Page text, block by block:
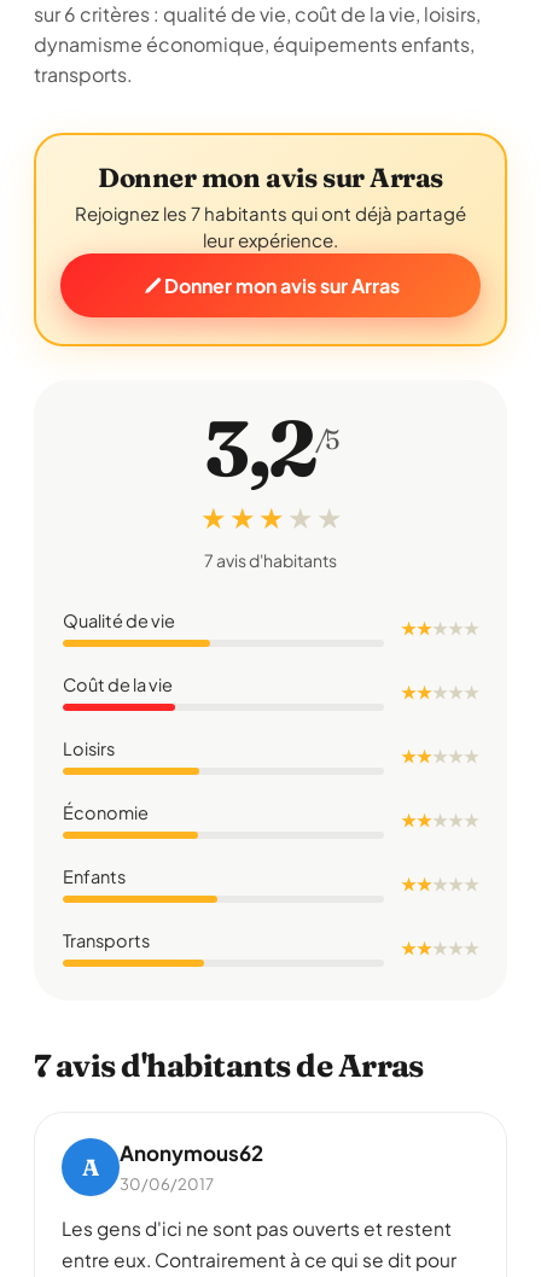
sur 6 critères : qualité de vie, coût de la vie, loisirs,
dynamisme économique, équipements enfants,
transports.
Donner mon avis sur Arras
Rejoignez les 7 habitants qui ont déjà partagé
leur expérience.
Donner mon avis sur Arras
3,2/5
★ ★ ★ ★ ★
7 avis d'habitants
Qualité de vie ★ ★★★★
Coût de la vie ★ ★★★★
Loisirs ★ ★★★★
Économie ★ ★★★★
Enfants ★ ★★★★
Transports ★ ★★★★
7 avis d'habitants de Arras
A Anonymous62
30/06/2017
Les gens d'ici ne sont pas ouverts et restent
entre eux. Contrairement à ce qui se dit pour